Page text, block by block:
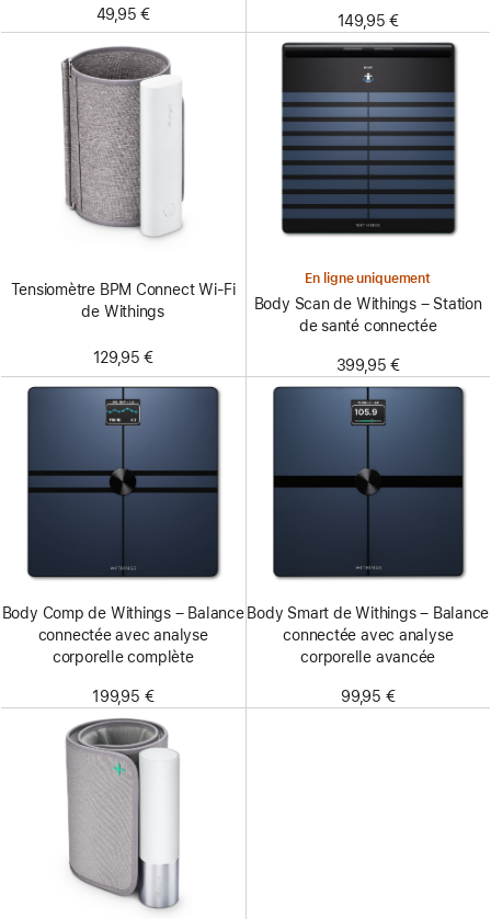
49,95 € 149,95 €
Tensiomètre BPM Connect Wi-Fi
de Withings
129,95 €
En ligne uniquement
Body Scan de Withings – Station
de santé connectée
399,95 €
Body Comp de Withings – Balance
connectée avec analyse
corporelle complète
199,95 €
Body Smart de Withings – Balance
connectée avec analyse
corporelle avancée
99,95 €